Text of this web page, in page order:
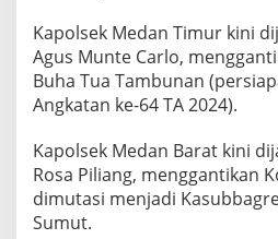
R
e
s
k
r
m
d
a
n
Kapolsek Medan Timur kini
Agus Munte Carlo,
Buha Tua Tambunan
Angkatan ke-64 TA 2024).
Kapolsek Medan Barat kini
Rosa Piliang, menggantikan
dimutasi menjadi
Sumut.